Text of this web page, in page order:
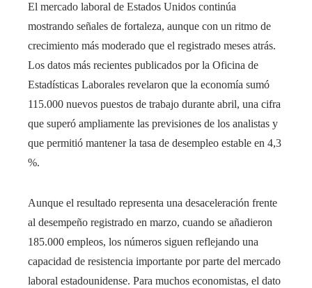
El mercado laboral de Estados Unidos continúa
mostrando señales de fortaleza, aunque con un ritmo de
crecimiento más moderado que el registrado meses atrás.
Los datos más recientes publicados por la Oficina de
Estadísticas Laborales revelaron que la economía sumó
115.000 nuevos puestos de trabajo durante abril, una cifra
que superó ampliamente las previsiones de los analistas y
que permitió mantener la tasa de desempleo estable en 4,3
%.
Aunque el resultado representa una desaceleración frente
al desempeño registrado en marzo, cuando se añadieron
185.000 empleos, los números siguen reflejando una
capacidad de resistencia importante por parte del mercado
laboral estadounidense. Para muchos economistas, el dato